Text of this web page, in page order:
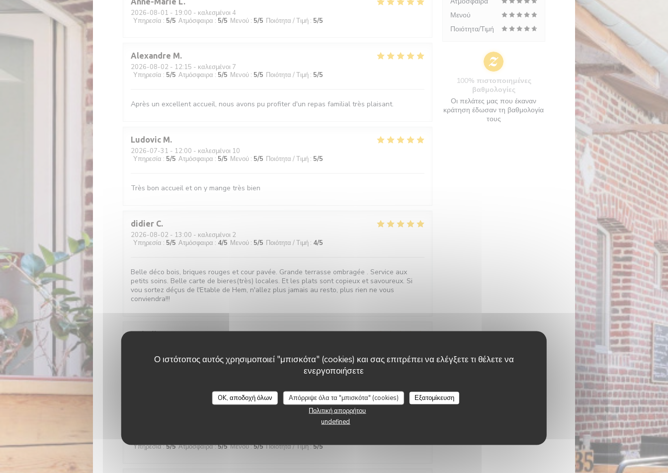
Ο ιστότοπος αυτός χρησιμοποιεί "μπισκότα" (cookies) και σας επιτρέπει να ελέγξετε τι θέλετε να
ενεργοποιήσετε
OK, αποδοχή όλων Απόρριψε όλα τα "μπισκότα" (cookies)
Εξατομίκευση
Πολιτική απορρήτου
undefined
2026-08-01 - 19:00 - καλεσμένοι 4
Υπηρεσία : 5/5 Ατμόσφαιρα : 5/5 Μενού : 5/5 Ποιότητα / Τιμή : 5/5
Alexandre M
2026-08-02 - 12:15 - καλεσμένοι 7
Υπηρεσία : 5/5 Ατμόσφαιρα : 5/5 Μενού : 5/5 Ποιότητα / Τιμή : 5/5
Après un excellent accueil, nous avons pu profiter d'un repas familial très plaisant.
Ludovic M
2026-07-31 - 12:00 - καλεσμένοι 10
Υπηρεσία : 5/5 Ατμόσφαιρα : 5/5 Μενού : 5/5 Ποιότητα / Τιμή : 5/5
Très bon accueil et on y mange très bien
didier C
2026-08-02 - 13:00 - καλεσμένοι 2
Υπηρεσία : 5/5 Ατμόσφαιρα : 4/5 Μενού : 5/5 Ποιότητα / Τιμή : 4/5
Belle déco bois, briques rouges et cour pavée. Grande terrasse ombragée . Service aux
petits soins. Belle carte de bieres(très) locales. Et les plats sont copieux et savoureux. Si
vou sortez déçus de l'Etable de Hem, n'allez plus jamais au resto, plus rien ne vous
conviendra!!!
Isabelle C
/5 5 Ποιότητα / Τιμή 5/5
délicieuses, je recommande Le café gourmand un régal Bref Vivement la prochaine!
Υπηρεσία:5/5 Ατμόσφαιρα:5/5 Μενού:5/5 Ποιότητα / Τιμή:5/5
Μενού
Ποιότητα/Τιμή
100% πιστοποιημένες
βαθμολογίες
Οι πελάτες μας που έκαναν
κράτηση έδωσαν τη βαθμολογία
τους